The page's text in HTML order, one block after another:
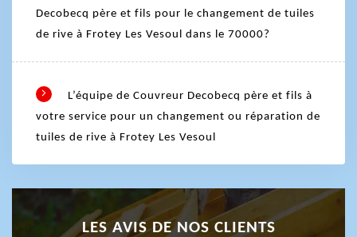
Decobecq père et fils pour le changement de tuiles
de rive à Frotey Les Vesoul dans le 70000?
L’équipe de Couvreur Decobecq père et fils à
votre service pour un changement ou réparation de
tuiles de rive à Frotey Les Vesoul
LES AVIS DE NOS CLIENTS